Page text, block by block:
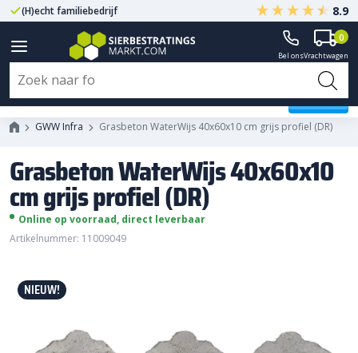
(H)echt familiebedrijf Gegarandeerd A-kwaliteit
8.9
Bel onsVrachtwagen
0
GWW Infra Grasbeton WaterWijs 40x60x10 cm grijs profiel (DR)
Grasbeton WaterWijs 40x60x10
cm grijs profiel (DR)
Online op voorraad, direct leverbaar
Artikelnummer: 11009049
NIEUW!
Grasbeton WaterWijs 40x60x10
cm grijs profiel (DR)